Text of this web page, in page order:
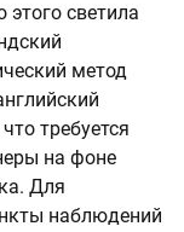
светила
метод
требуется
на фоне
Для
наблюдений